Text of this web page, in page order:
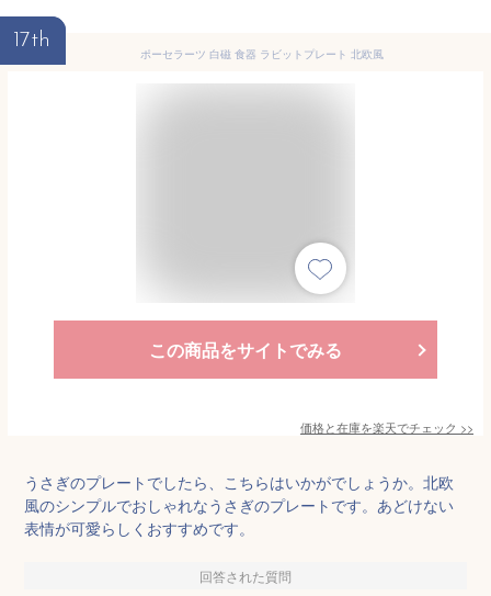
17th
ポーセラーツ 白磁 食器 ラビットプレート 北欧風
この商品をサイトでみる
価格と在庫を楽天でチェック >>
うさぎのプレートでしたら、こちらはいかがでしょうか。北欧
風のシンプルでおしゃれなうさぎのプレートです。あどけない
表情が可愛らしくおすすめです。
回答された質問